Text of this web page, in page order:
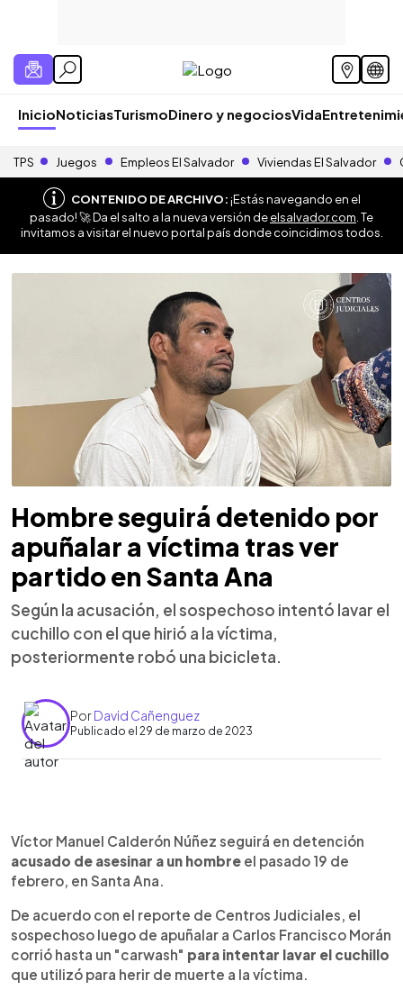
InicioNoticiasTurismoDinero y negociosVida
TPS Juegos Empleos El Salvador Viviendas El Salvador
CONTENIDO DE ARCHIVO:¡Estás navegando en el
pasado! 🚀 Da el salto a la nueva versión deelsalvador.com . Te
invitamos a visitar el nuevo portal país donde coincidimos todos.
Hombre seguirá detenido por
apuñalar a víctima tras ver
partido en Santa Ana
Según la acusación, el sospechoso intentó lavar el
cuchillo con el que hirió a la víctima,
posteriormente robó una bicicleta.
PorDavid Cañenguez
Publicado el 29 de marzo de 2023
► Escuchar artículo
Víctor Manuel Calderón Núñez seguirá en detención
acusado de asesinar a un hombre el pasado 19 de
febrero, en Santa Ana.
De acuerdo con el reporte de Centros Judiciales, el
sospechoso luego de apuñalar a Carlos Francisco Morán
corrió hasta un "carwash" para intentar lavar el cuchillo
que utilizó para herir de muerte a la víctima.